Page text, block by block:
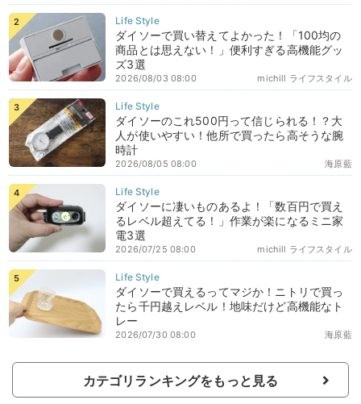
ダイソーで買い替えてよかった！「100均の
商品とは思えない！」便利すぎる高機能グッ
ズ3選
michill ライフスタイル
2026/08/03 08:00
ダイソーのこれ500円って信じられる！？大
人が使いやすい！他所で買ったら高そうな腕
時計
海原藍
2026/08/05 08:00
ダイソーに凄いものあるよ！「数百円で買え
るレベル超えてる！」作業が楽になるミニ家
電3選
michill ライフスタイル
2026/07/25 08:00
ダイソーで買えるってマジか！ニトリで買っ
たら千円越えレベル！地味だけど高機能なト
レー
海原藍
2026/07/30 08:00
カテゴリランキングをもっと見る